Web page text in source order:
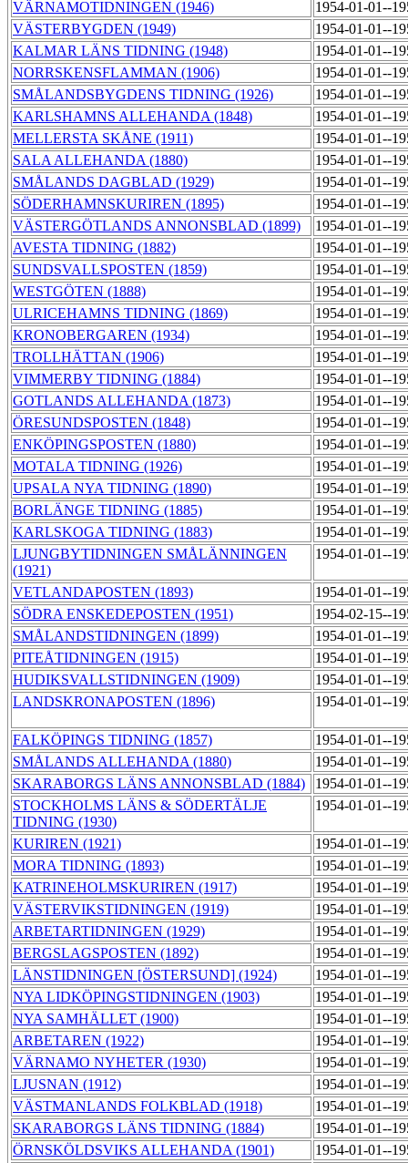
VÄRNAMOTIDNINGEN (1946)
1954-01-01--
VÄSTERBYGDEN (1949)
1954-01-01--
KALMAR LÄNS TIDNING (1948)
1954-01-01--
NORRSKENSFLAMMAN (1906)
1954-01-01--
SMÅLANDSBYGDENS TIDNING (1926)
1954-01-01--
KARLSHAMNS ALLEHANDA (1848)
1954-01-01--
MELLERSTA SKÅNE (1911)
1954-01-01--
SALA ALLEHANDA (1880)
1954-01-01--
SMÅLANDS DAGBLAD (1929)
1954-01-01--
SÖDERHAMNSKURIREN (1895)
1954-01-01--
VÄSTERGÖTLANDS ANNONSBLAD (1899)
1954-01-01--
AVESTA TIDNING (1882)
1954-01-01--
SUNDSVALLSPOSTEN (1859)
1954-01-01--
WESTGÖTEN (1888)
1954-01-01--
ULRICEHAMNS TIDNING (1869)
1954-01-01--
KRONOBERGAREN (1934)
1954-01-01--
TROLLHÄTTAN (1906)
1954-01-01--
VIMMERBY TIDNING (1884)
1954-01-01--
GOTLANDS ALLEHANDA (1873)
1954-01-01--
ÖRESUNDSPOSTEN (1848)
1954-01-01--
ENKÖPINGSPOSTEN (1880)
1954-01-01--
MOTALA TIDNING (1926)
1954-01-01--
UPSALA NYA TIDNING (1890)
1954-01-01--
BORLÄNGE TIDNING (1885)
1954-01-01--
KARLSKOGA TIDNING (1883)
1954-01-01--
LJUNGBYTIDNINGEN SMÅLÄNNINGEN
(1921)
1954-01-01--
VETLANDAPOSTEN (1893)
1954-01-01--
SÖDRA ENSKEDEPOSTEN (1951)
1954-02-15--
SMÅLANDSTIDNINGEN (1899)
1954-01-01--
PITEÅTIDNINGEN (1915)
1954-01-01--
HUDIKSVALLSTIDNINGEN (1909)
1954-01-01--
LANDSKRONAPOSTEN (1896)
1954-01-01--
FALKÖPINGS TIDNING (1857)
1954-01-01--
SMÅLANDS ALLEHANDA (1880)
1954-01-01--
SKARABORGS LÄNS ANNONSBLAD (1884)
1954-01-01--
STOCKHOLMS LÄNS & SÖDERTÄLJE
TIDNING (1930)
1954-01-01--
KURIREN (1921)
1954-01-01--
MORA TIDNING (1893)
1954-01-01--
KATRINEHOLMSKURIREN (1917)
1954-01-01--
VÄSTERVIKSTIDNINGEN (1919)
1954-01-01--
ARBETARTIDNINGEN (1929)
1954-01-01--
BERGSLAGSPOSTEN (1892)
1954-01-01--
LÄNSTIDNINGEN [ÖSTERSUND] (1924)
1954-01-01--
NYA LIDKÖPINGSTIDNINGEN (1903)
1954-01-01--
NYA SAMHÄLLET (1900)
1954-01-01--
ARBETAREN (1922)
1954-01-01--
VÄRNAMO NYHETER (1930)
1954-01-01--
LJUSNAN (1912)
1954-01-01--
VÄSTMANLANDS FOLKBLAD (1918)
1954-01-01--
SKARABORGS LÄNS TIDNING (1884)
1954-01-01--
ÖRNSKÖLDSVIKS ALLEHANDA (1901)
1954-01-01--